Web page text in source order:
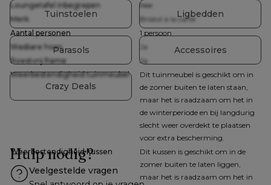
Loungetafel inbegrepen
Nee
Merk
Bristol à la carte
Aantal personen
1 persoon
Wasbare hoes
Ja
Roestvrij frame
Ja
Weerbestendigheid tuinmeubel
Dit tuinmeubel is geschikt om in
de zomer buiten te laten staan,
maar het is raadzaam om het in
de winterperiode en bij langdurig
slecht weer overdekt te plaatsen
voor extra bescherming.
Weerbestendigheid kussen
Dit kussen is geschikt om in de
zomer buiten te laten liggen,
maar het is raadzaam om het in
Tuinstoelen Ligbedden
Parasols Accessoires
Crazy Deals
Hulp nodig?
Veelgestelde vragen